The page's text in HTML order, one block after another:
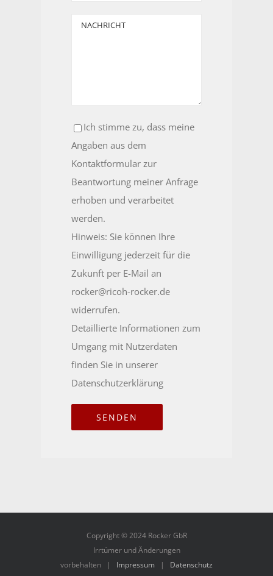
Ich stimme zu, dass meine
Angaben aus dem
Kontaktformular zur
Beantwortung meiner Anfrage
erhoben und verarbeitet
werden.
Hinweis: Sie können Ihre
Einwilligung jederzeit für die
Zukunft per E-Mail an
rocker@ricoh-rocker.de
widerrufen.
Detaillierte Informationen zum
Umgang mit Nutzerdaten
finden Sie in unserer
Datenschutzerklärung
Copyright © 2024 Rocker GbR
Irrtümer und Änderungen
vorbehalten | Impressum | Datenschutz